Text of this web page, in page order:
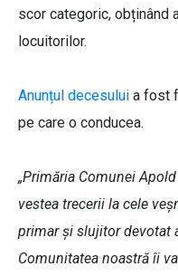
scor categoric, obținând
locuitorilor.
Anunțul decesului a fost
pe care o conducea.
„Primăria Comunei
vestea trecerii la cele
primar și slujitor devotat
Comunitatea noastră îi